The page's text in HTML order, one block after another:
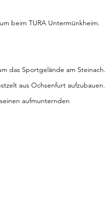
beim TURA Untermünkheim.
das Sportgelände am Steinach.
aus Ochsenfurt aufzubauen.
aufmunternden